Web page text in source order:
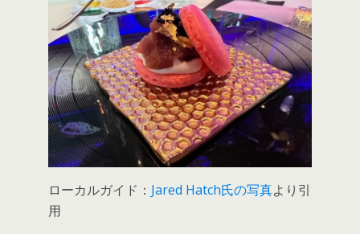
ローカルガイド： Jared Hatch氏の写真より引
用